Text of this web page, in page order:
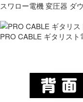
スワロー電機 変圧器 ダ
PRO CABLE ギタリス